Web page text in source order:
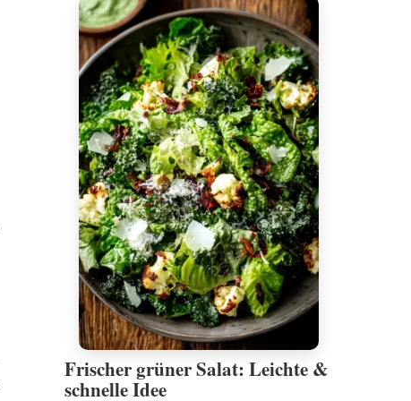
Frischer grüner Salat: Leichte &
schnelle Idee